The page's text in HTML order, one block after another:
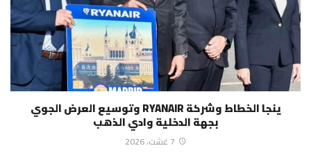
ينجا الخطاط وشركة RYANAIR وتوسيع العرض الجوي
بجهة الدخلية وادي الذهب
7 غشت، 2026